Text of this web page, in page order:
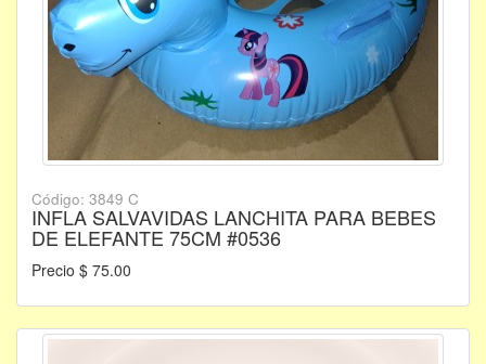
Código: 3849 C
INFLA SALVAVIDAS LANCHITA PARA BEBES
DE ELEFANTE 75CM #0536
Precio $ 75.00